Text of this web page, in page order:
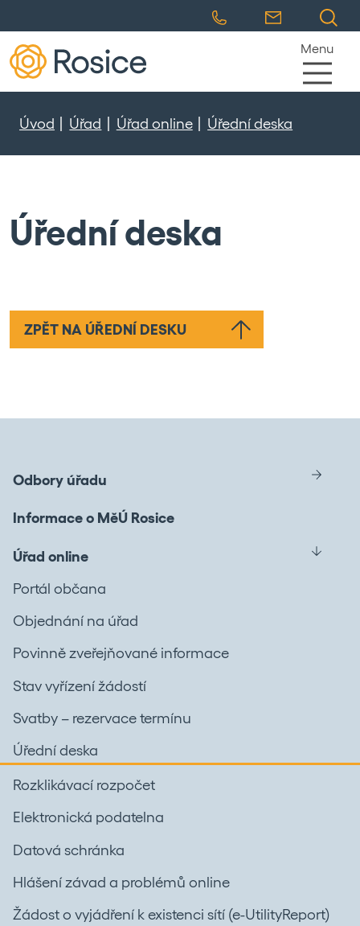
Menu
Úvod Úřad Úřad online Úřední deska
Úřední deska
ZPĚT NA ÚŘEDNÍ DESKU
Odbory úřadu
Informace o MěÚ Rosice
Úřad online
Portál občana
Objednání na úřad
Povinně zveřejňované informace
Stav vyřízení žádostí
Svatby – rezervace termínu
Úřední deska
Rozklikávací rozpočet
Elektronická podatelna
Datová schránka
Hlášení závad a problémů online
Žádost o vyjádření k existenci sítí (e-UtilityReport)